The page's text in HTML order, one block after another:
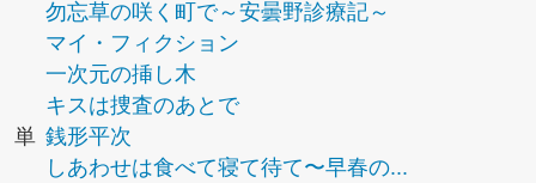
勿忘草の咲く町で～安曇野診療記～
マイ・フィクション
一次元の挿し木
キスは捜査のあとで
単 銭形平次
しあわせは食べて寝て待て〜早春の...